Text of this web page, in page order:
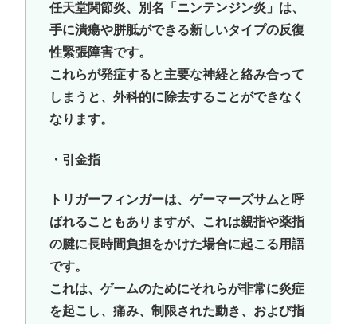
任天堂関節炎、別名「ニンテンジン炎」は、
手に潰瘍や胼胝ができる新しいタイプの反復
性緊張障害です。
これらが発症すると主要な神経と絡み合って
しまうと、外科的に除去することができなく
なります。
・引金指
トリガーフィンガーは、ゲーマーズサムと呼
ばれることもありますが、これは親指や薬指
の腱に長時間負担をかけた場合に起こる用語
です。
これは、ゲームのためにそれらが非常に炎症
を起こし、痛み、制限された動き、および指